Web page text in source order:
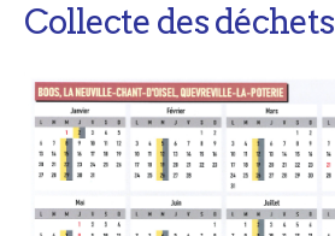
Collecte des déchets